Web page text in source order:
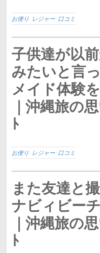
お便り レジャー 口コミ
子供達が以
みたいと言
メイド体験
｜沖縄旅の
ﾄ
お便り レジャー 口コミ
また友達と
ナビィビー
｜沖縄旅の
ﾄ